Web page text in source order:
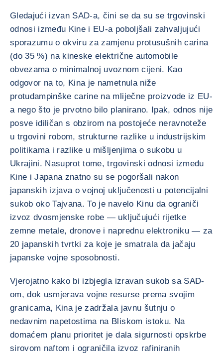
Gledajući izvan SAD-a, čini se da su se trgovinski
odnosi između Kine i EU-a poboljšali zahvaljujući
sporazumu o okviru za zamjenu protusušnih carina
(do 35 %) na kineske električne automobile
obvezama o minimalnoj uvoznom cijeni. Kao
odgovor na to, Kina je nametnula niže
protudampinške carine na mliječne proizvode iz EU-
a nego što je prvotno bilo planirano. Ipak, odnos nije
posve idiličan s obzirom na postojeće neravnoteže
u trgovini robom, strukturne razlike u industrijskim
politikama i razlike u mišljenjima o sukobu u
Ukrajini. Nasuprot tome, trgovinski odnosi između
Kine i Japana znatno su se pogoršali nakon
japanskih izjava o vojnoj uključenosti u potencijalni
sukob oko Tajvana. To je navelo Kinu da ograniči
izvoz dvosmjenske robe — uključujući rijetke
zemne metale, dronove i naprednu elektroniku — za
20 japanskih tvrtki za koje je smatrala da jačaju
japanske vojne sposobnosti.
Vjerojatno kako bi izbjegla izravan sukob sa SAD-
om, dok usmjerava vojne resurse prema svojim
granicama, Kina je zadržala javnu šutnju o
nedavnim napetostima na Bliskom istoku. Na
domaćem planu prioritet je dala sigurnosti opskrbe
sirovom naftom i ograničila izvoz rafiniranih